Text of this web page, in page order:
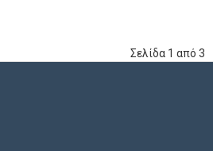
Σελίδα 1 από 3